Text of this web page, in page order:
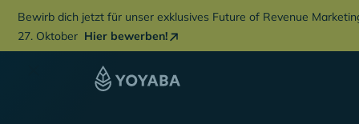
Bewirb dich jetzt für unser exklusives Future of Revenue
27. Oktober Hier bewerben!